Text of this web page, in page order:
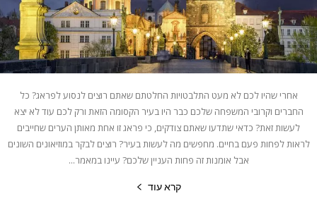
אחרי שהיו לכם לא מעט התלבטויות החלטתם שאתם רוצים לנסוע לפראג? כל
החברים וקרובי המשפחה שלכם כבר היו בעיר הקסומה הזאת ורק לכם עוד לא יצא
לעשות זאת? כדאי שתדעו שאתם צודקים, כי פראג זו אחת מאותן הערים שחייבים
לראות לפחות פעם בחיים. מחפשים מה לעשות בעיר? רוצים לבקר במוזיאונים השונים
אבל אומנות זה פחות העניין שלכם? עיינו במאמר...
קרא עוד